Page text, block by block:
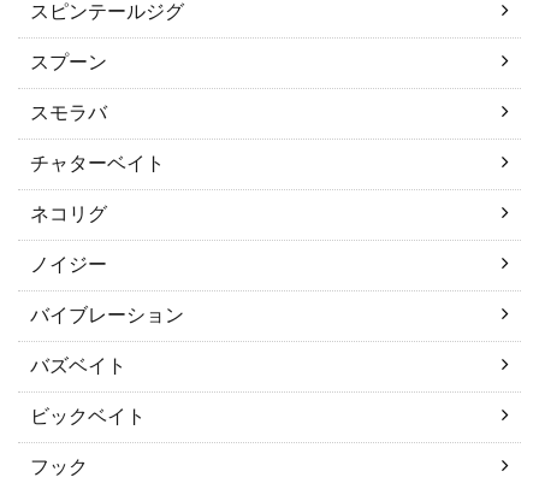
スピンテールジグ
スプーン
スモラバ
チャターベイト
ネコリグ
ノイジー
バイブレーション
バズベイト
ビックベイト
フック